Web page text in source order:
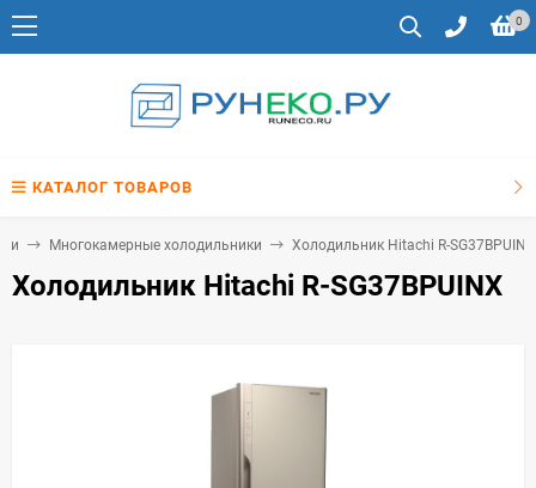
0
КАТАЛОГ ТОВАРОВ
Многокамерные холодильники Холодильник Hitachi R-SG37BPUINX
Холодильник Hitachi R-SG37BPUINX